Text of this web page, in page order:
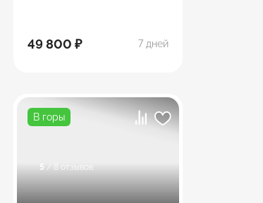
49 800 ₽ 7 дней
В горы
5 / 8 отзывов